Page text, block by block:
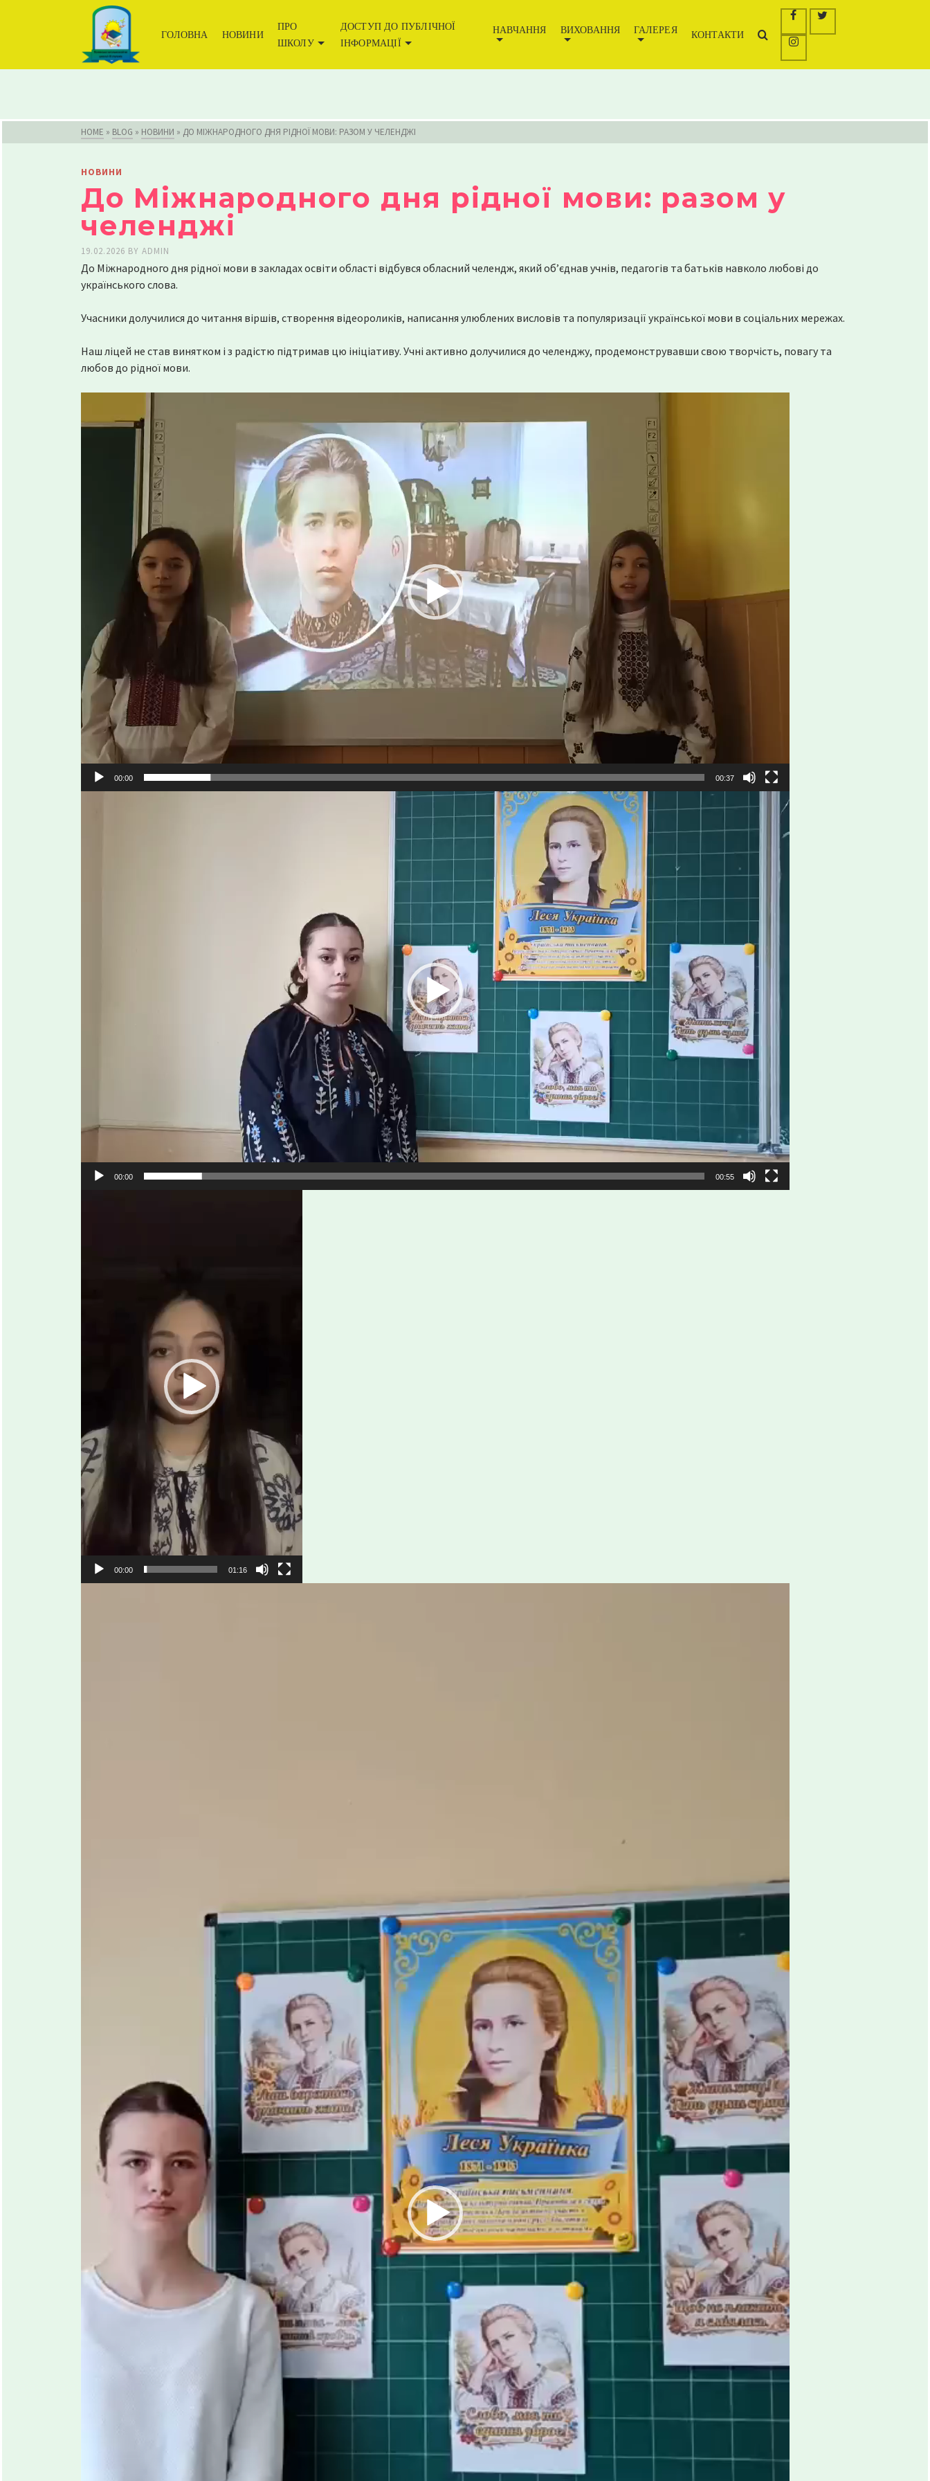
: The magic method OCDI\OneClickDemoImport::__wakeup() must have public visibility in
/home/polyanazoshcomua/web/polyana-zosh.com.ua/public_html/wp-
content/plugins/kadence-importer/inc/OneClickDemoImport.php
on line128
ГОЛОВНА НОВИНИ
ПРО
ШКОЛУ
ДОСТУП ДО ПУБЛІЧНОЇ
ІНФОРМАЦІЇ
НАВЧАННЯ ВИХОВАННЯ ГАЛЕРЕЯ КОНТАКТИ
HOME » BLOG » НОВИНИ » ДО МІЖНАРОДНОГО ДНЯ РІДНОЇ МОВИ: РАЗОМ У ЧЕЛЕНДЖІ
НОВИНИ
До Міжнародного дня рідної мови: разом у
челенджі
19.02.2026 BY ADMIN
До Міжнародного дня рідної мови в закладах освіти області відбувся обласний челендж, який об’єднав учнів, педагогів та батьків навколо любові до
українського слова.
Учасники долучилися до читання віршів, створення відеороликів, написання улюблених висловів та популяризації української мови в соціальних мережах.
Наш ліцей не став винятком і з радістю підтримав цю ініціативу. Учні активно долучилися до челенджу, продемонструвавши свою творчість, повагу та
любов до рідної мови.
00:00 00:37
00:00 00:55
00:00 01:16